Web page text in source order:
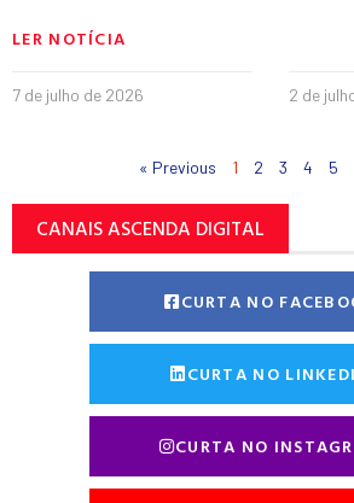
LER NOTÍCIA
7 de julho de 2026 2 de
« Previous 1 2 3 4 5
CANAIS ASCENDA DIGITAL
CURTA NO
CURTA NO
CURTA NO